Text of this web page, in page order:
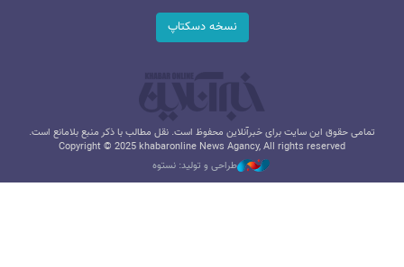
نسخه دسکتاپ
تمامی حقوق این سایت برای خبرآنلاین محفوظ است. نقل مطالب با ذکر منبع بلامانع است.
Copyright © 2025 khabaronline News Agancy, All rights reserved
طراحی و تولید: نستوه